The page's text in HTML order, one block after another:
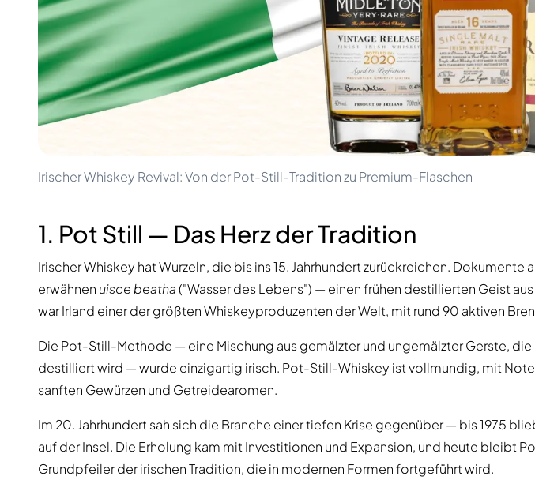
200-500€
Kommende Veröffentlichungen
Kollektionen
Kundenfavoriten
Rar & Sammlerstück
Süßer Whisky
Diplomatico
Don Julio
Gin Mare
Mangabeiras
Remy Martin
Ron Zacapa
Irischer Whiskey Revival: Von der Pot-Still-Tradition zu Premium-Flaschen
1. Pot Still — Das Herz der Tradition
Irischer Whiskey hat Wurzeln, die bis ins 15. Jahrhundert zurückreichen. Dokumente
erwähnen uisce beatha("Wasser des Lebens") — einen frühen destillierten Geist aus
war Irland einer der größten Whiskeyproduzenten der Welt, mit rund 90 aktiven
Die Pot-Still-Methode — eine Mischung aus gemälzter und ungemälzter Gerste, die
destilliert wird — wurde einzigartig irisch. Pot-Still-Whiskey ist vollmundig, mit
sanften Gewürzen und Getreidearomen.
Im 20. Jahrhundert sah sich die Branche einer tiefen Krise gegenüber — bis 1975
auf der Insel. Die Erholung kam mit Investitionen und Expansion, und heute bleibt
Grundpfeiler der irischen Tradition, die in modernen Formen fortgeführt wird.